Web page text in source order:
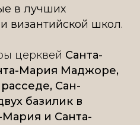
в лучших
византийской школ.
церквей Санта-
Мария Маджоре,
Сан-
базилик в
Мария и Санта-